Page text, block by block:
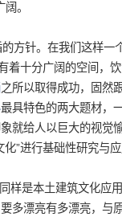
。
方针。在我们这样一
着十分广阔的空间，
之所以取得成功，固然
最具特色的两大题材，
就给人以巨大的视觉
化”进行基础性研究与
样是本土建筑文化应
多漂亮有多漂亮，与